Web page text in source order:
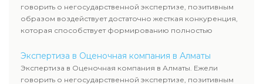
говорить о негосударственной экспертизе, позитивным
образом воздействует достаточно жесткая конкуренция,
которая способствует формированию полностью
Экспертиза в Оценочная компания в Алматы
Экспертиза в Оценочная компания в Алматы. Ежели
говорить о негосударственной экспертизе, позитивным